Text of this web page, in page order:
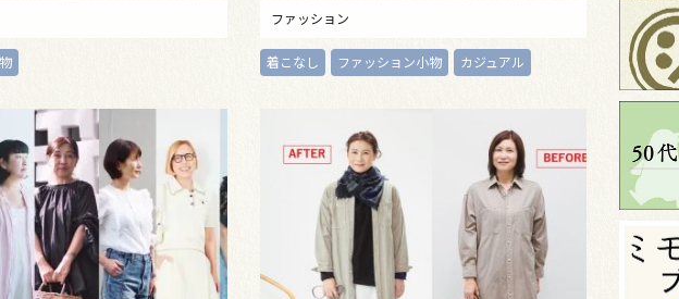
ファッション
着こなし ファッション小物 カジュアル